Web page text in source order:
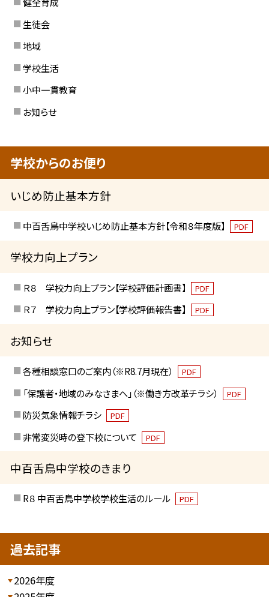
生徒会
地域
学校生活
小中一貫教育
お知らせ
学校からのお便り
いじめ防止基本方針
中百舌鳥中学校いじめ防止基本方針【令和８年度版】 PDF
学校力向上プラン
Ｒ８ 学校力向上プラン【学校評価計画書】 PDF
Ｒ７ 学校力向上プラン【学校評価報告書】 PDF
お知らせ
各種相談窓口のご案内（※R8.7月現在） PDF
「保護者・地域のみなさまへ」（※働き方改革チラシ） PDF
防災気象情報チラシ PDF
非常変災時の登下校について PDF
中百舌鳥中学校のきまり
R８ 中百舌鳥中学校学校生活のルール PDF
過去記事
2026年度